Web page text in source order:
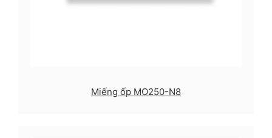
Miếng ốp MO250-N8